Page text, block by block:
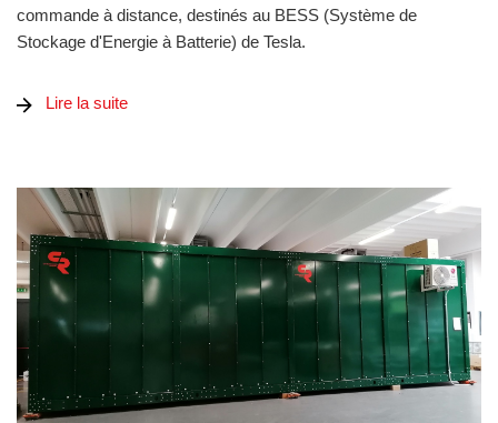
commande à distance, destinés au BESS (Système de
Stockage d'Energie à Batterie) de Tesla.
Lire la suite